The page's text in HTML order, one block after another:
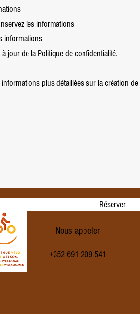
les informations
informations
jour de la Politique de confidentialité.
plus détaillées sur la création
Réserver
Nous appeler
+352 691 209 541